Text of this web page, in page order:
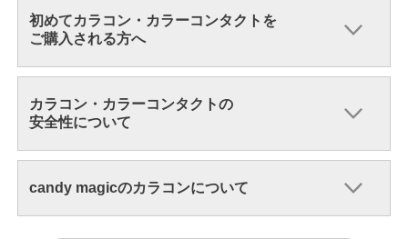
初めてカラコン・カラーコンタクトを
ご購入される方へ
カラコン・カラーコンタクトの
安全性について
candy magicのカラコンについて